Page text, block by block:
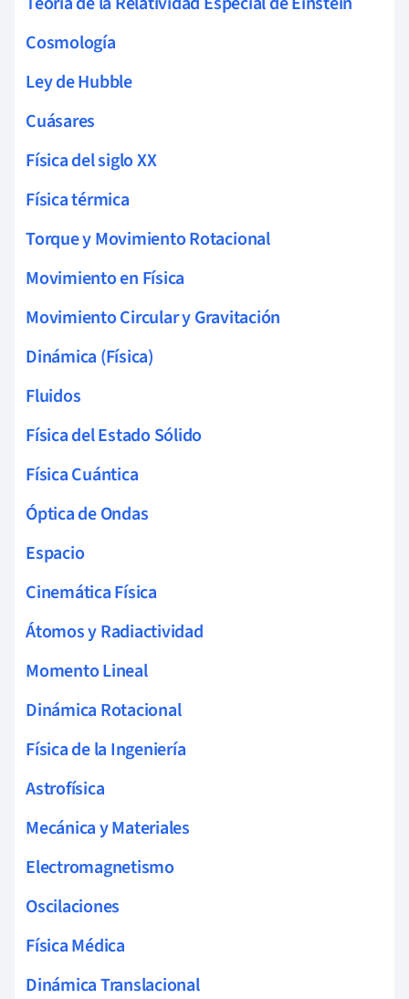
Cosmología
Ley de Hubble
Cuásares
Física del siglo XX
Física térmica
Torque y Movimiento Rotacional
Movimiento en Física
Movimiento Circular y Gravitación
Dinámica (Física)
Fluidos
Física del Estado Sólido
Física Cuántica
Óptica de Ondas
Espacio
Cinemática Física
Átomos y Radiactividad
Momento Lineal
Dinámica Rotacional
Física de la Ingeniería
Astrofísica
Mecánica y Materiales
Electromagnetismo
Oscilaciones
Física Médica
Dinámica Translacional